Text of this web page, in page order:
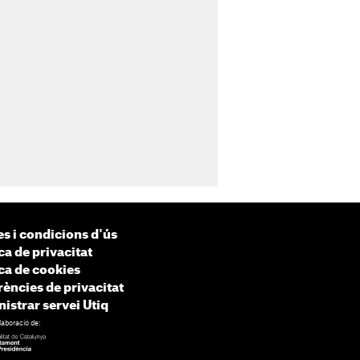
i condicions d'ús
de privacitat
de cookies
de privacitat
servei Utiq
de: